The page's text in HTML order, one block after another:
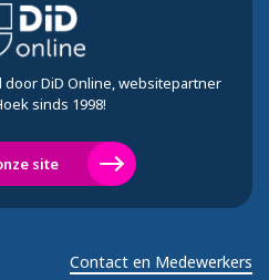
DiD Online, websitepartner
sinds 1998!
site
Contact en Medewerkers